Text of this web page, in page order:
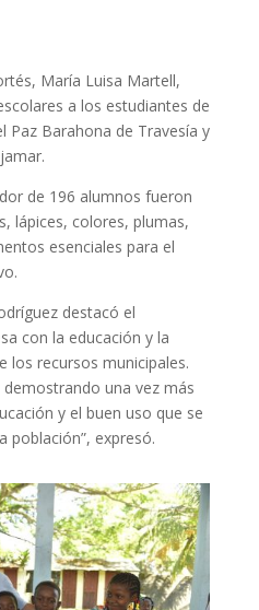
María Luisa Martell,
a los estudiantes de
Paz Barahona de Travesía y
de 196 alumnos fueron
lápices, colores, plumas,
esenciales para el
destacó el
con la educación y la
los recursos municipales.
una vez más
y el buen uso que se
población”, expresó.